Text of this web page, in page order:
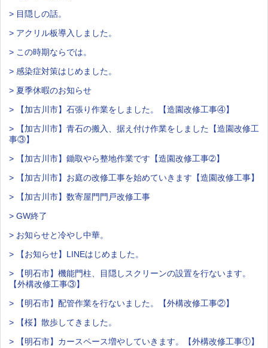
> 目隠しの話。
> アクリル板導入しました。
> この時期ならでは。
> 感染症対策はじめました。
> 夏季休暇のお知らせ
> 【加古川市】石張り作業をしました。【造園改修工事④】
> 【加古川市】青石の搬入、据え付け作業をしました【造園改修工
事③】
> 【加古川市】鋤取やら整地作業です【造園改修工事➁】
> 【加古川市】お庭の改修工事を始めていきます【造園改修工事】
> 【加古川市】数寄屋門門戸改修工事
> GW終了
> お知らせと冷やし中華。
> 【お知らせ】LINEはじめました。
> 【明石市】機能門柱、目隠しスクリーンの設置を行ないます。
【外構改修工事③】
> 【明石市】配管作業を行ないました。【外構改修工事②】
> 【桜】散歩してきました。
> 【明石市】カースペース増やしていきます。【外構改修工事①】